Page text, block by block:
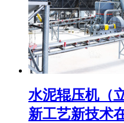
水泥辊压机（
新工艺新技术